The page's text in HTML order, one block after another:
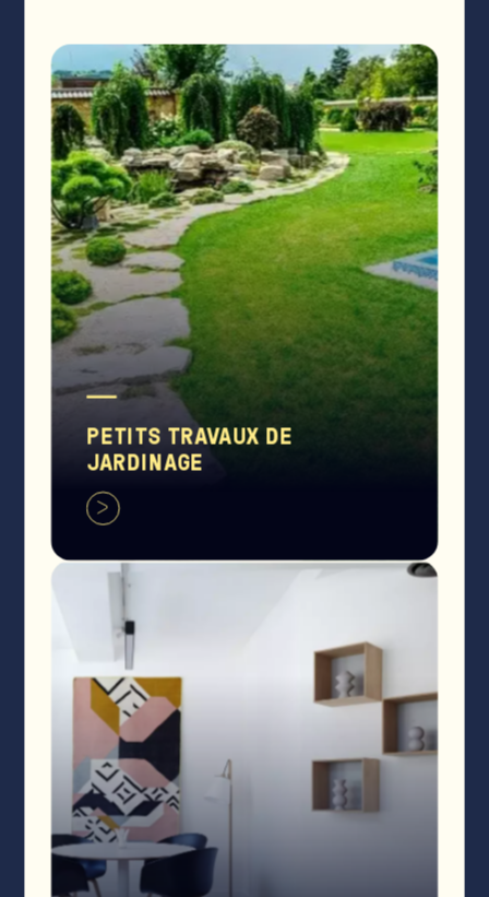
PETITS TRAVAUX DE
JARDINAGE